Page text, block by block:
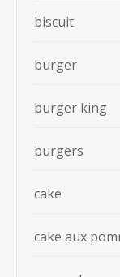
biscuit
burger
burger king
burgers
cake
cake aux